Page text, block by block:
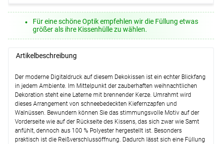
Lysel - Kissenfüllung Federn #1W
(ab
+13,45 EUR)
Optionen verfügbar, bitte konfigurieren.
Lysel - Kissenfüllung Federn #1W
Optionen verfügbar, bitte konfigurieren.
Lysel - Kissenfüllung Polyesterwatte
#1W(ab +13,95 EUR)
Optionen verfügbar, bitte konfigurieren.
Lysel - Kissenfüllung Federn #1W(ab
+21,45 EUR)
Für eine schöne Optik empfehlen wir die Füllung etwas
größer als ihre Kissenhülle zu wählen.
Artikelbeschreibung
Der moderne Digitaldruck auf diesem Dekokissen ist ein echter Blickfang
in jedem Ambiente. Im Mittelpunkt der zauberhaften weihnachtlichen
Dekoration steht eine Laterne mit brennender Kerze. Umrahmt wird
dieses Arrangement von schneebedeckten Kiefernzapfen und
Walnüssen. Bewundern können Sie das stimmungsvolle Motiv auf der
Vorderseite wie auf der Rückseite des Kissens, das sich zwar wie Samt
anfühlt, dennoch aus 100 % Polyester hergestellt ist. Besonders
praktisch ist die Reißverschlussöffnung. Dadurch lässt sich eine Füllung